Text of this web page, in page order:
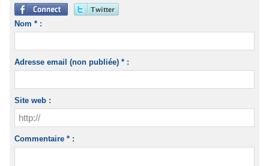
Nom * :
Adresse email (non publiée) * :
Site web :
Commentaire * :